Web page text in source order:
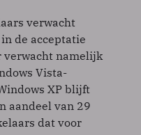
verwacht
de acceptatie
verwacht namelijk
Vista-
XP blijft
aandeel van 29
dat voor